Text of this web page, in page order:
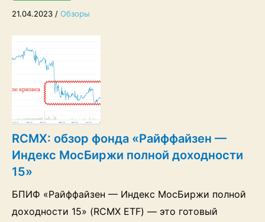
21.04.2023 / Обзоры
RCMX: обзор фонда «Райффайзен —
Индекс МосБиржи полной доходности
15»
БПИФ «Райффайзен — Индекс МосБиржи полной
доходности 15» (RCMX ETF) — это готовый